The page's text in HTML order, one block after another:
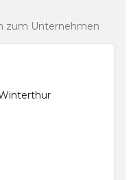
zum Unternehmen